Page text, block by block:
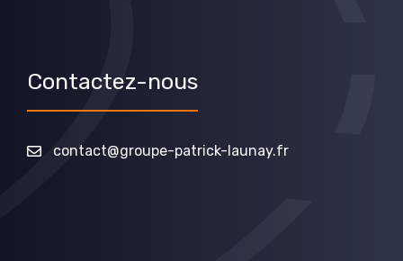
Contactez-nous
contact@groupe-patrick-launay.fr